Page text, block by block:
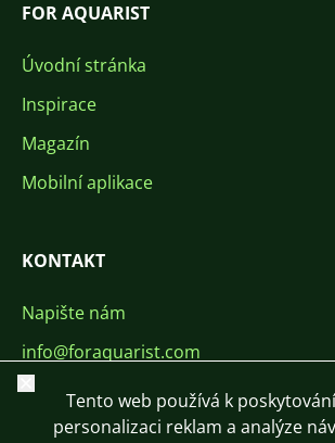
FOR AQUARIST
Úvodní stránka
Inspirace
Magazín
Mobilní aplikace
KONTAKT
Napište nám
info@foraquarist.com
+420 603 449 602
Zavřít
Tento web používá k
personalizaci reklam a analýze